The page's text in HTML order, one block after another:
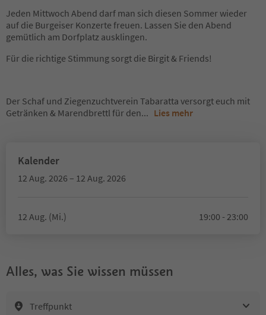
Jeden Mittwoch Abend darf man sich diesen Sommer wieder
auf die Burgeiser Konzerte freuen. Lassen Sie den Abend
gemütlich am Dorfplatz ausklingen.
Für die richtige Stimmung sorgt die Birgit & Friends!
Der Schaf und Ziegenzuchtverein Tabaratta versorgt euch mit
Getränken & Marendbrettl für den... Lies mehr
Kalender
12 Aug. 2026 – 12 Aug. 2026
12 Aug. (Mi.) 19:00 - 23:00
Alles, was Sie wissen müssen
Treffpunkt